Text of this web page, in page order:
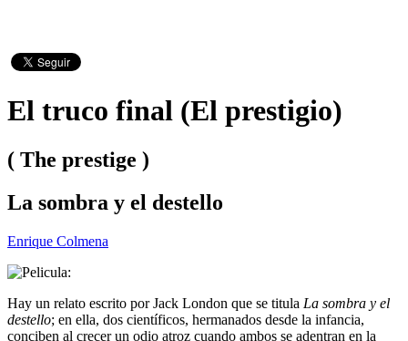
El truco final (El prestigio)
( The prestige )
La sombra y el destello
Enrique Colmena
Hay un relato escrito por Jack London que se titula La sombra y el
destello; en ella, dos científicos, hermanados desde la infancia,
conciben al crecer un odio atroz cuando ambos se adentran en la